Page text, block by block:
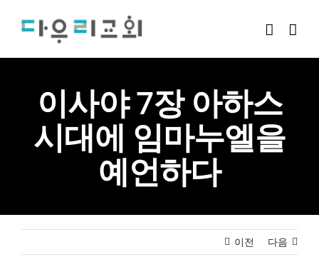
이사야 7장 아하스
시대에 임마누엘을
예언하다
이전 다음